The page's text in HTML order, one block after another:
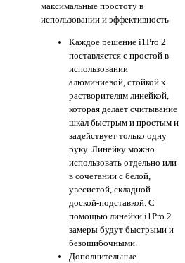
максимальные простоту в
использовании и эффективность
Каждое решение i1Pro 2
поставляется с простой в
использовании
алюминиевой, стойкой к
растворителям линейкой,
которая делает считывание
шкал быстрым и простым и
задействует только одну
руку. Линейку можно
использовать отдельно или
в сочетании с белой,
увесистой, складной
доской-подставкой. С
помощью линейки i1Pro 2
замеры будут быстрыми и
безошибочными.
Дополнительные